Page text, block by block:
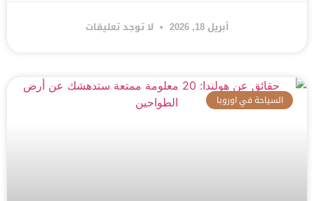
أبريل 18, 2026 لا توجد تعليقات
السياحة في اوروبا